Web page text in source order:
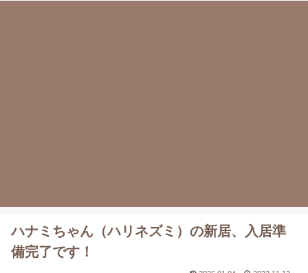
ハナミちゃん（ハリネズミ）の新居、入居準
備完了です！